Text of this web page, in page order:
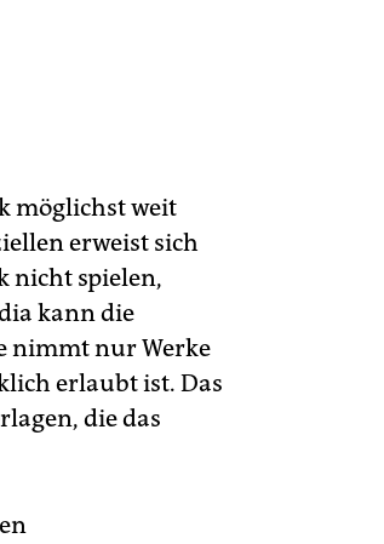
möglichst weit
erweist sich
nicht spielen,
kann die
nimmt nur Werke
erlaubt ist. Das
die das